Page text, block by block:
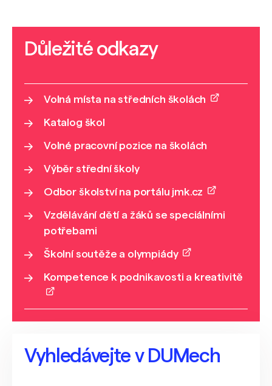
Důležité odkazy
Volná místa na středních školách
Katalog škol
Volné pracovní pozice na školách
Výběr střední školy
Odbor školství na portálu jmk.cz
Vzdělávání dětí a žáků se speciálními
potřebami
Školní soutěže a olympiády
Kompetence k podnikavosti a kreativitě
Vyhledávejte v DUMech